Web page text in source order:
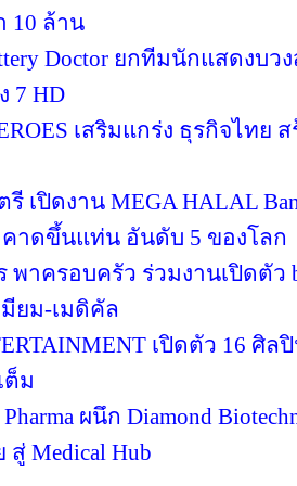
10 ล้าน
Doctor ยกทีมนักแสดงบว
7 HD
เสริมแกร่ง ธุรกิจไทย
เปิดงาน MEGA HALAL
าดขึ้นแท่น อันดับ 5 ของโลก
พาครอบครัว ร่วมงานเปิดตัว
ยม-เมดิคัล
เปิดตัว 16 ศิ
ต็ม
Pharma ผนึก Diamond
Medical Hub